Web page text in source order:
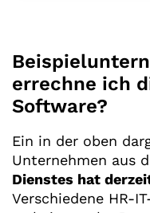
errechne ich
Software?
Ein in der oben
Unternehmen aus
Dienstes hat
Verschiedene HR-